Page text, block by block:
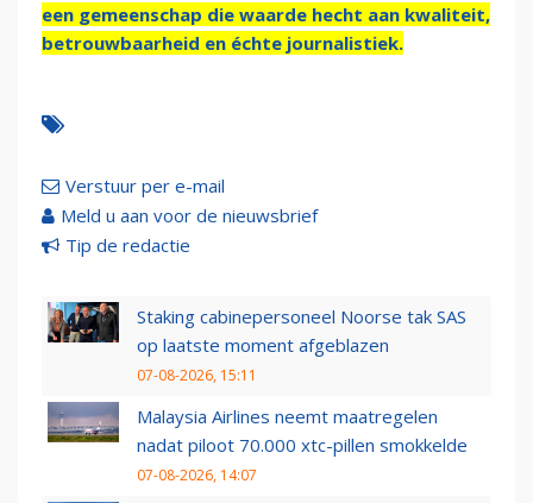
een gemeenschap die waarde hecht aan kwaliteit,
betrouwbaarheid en échte journalistiek.
Verstuur per e-mail
Meld u aan voor de nieuwsbrief
Tip de redactie
Staking cabinepersoneel Noorse tak SAS
op laatste moment afgeblazen
07-08-2026, 15:11
Malaysia Airlines neemt maatregelen
nadat piloot 70.000 xtc-pillen smokkelde
07-08-2026, 14:07